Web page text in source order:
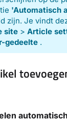
'Automatisch
zijn. Je vindt
site >Article
gedeelte .